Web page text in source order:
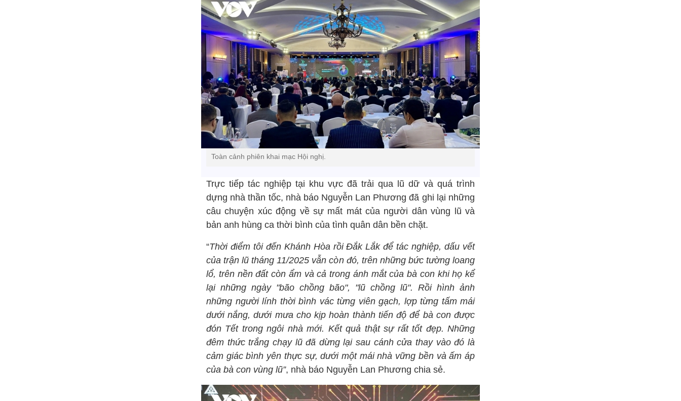
Toàn cảnh phiên khai mạc Hội nghị.
Trực tiếp tác nghiệp tại khu vực đã trải qua lũ dữ và quá trình
dựng nhà thần tốc, nhà báo Nguyễn Lan Phương đã ghi lại những
câu chuyện xúc động về sự mất mát của người dân vùng lũ và
bản anh hùng ca thời bình của tình quân dân bền chặt.
“Thời điểm tôi đến Khánh Hòa rồi Đắk Lắk để tác nghiệp, dấu vết
của trận lũ tháng 11/2025 vẫn còn đó, trên những bức tường loang
lổ, trên nền đất còn ẩm và cả trong ánh mắt của bà con khi họ kể
lại những ngày "bão chồng bão", "lũ chồng lũ". Rồi hình ảnh
những người lính thời bình vác từng viên gạch, lợp từng tấm mái
dưới nắng, dưới mưa cho kịp hoàn thành tiến độ để bà con được
đón Tết trong ngôi nhà mới. Kết quả thật sự rất tốt đẹp. Những
đêm thức trắng chạy lũ đã dừng lại sau cánh cửa thay vào đó là
cảm giác bình yên thực sự, dưới một mái nhà vững bền và ấm áp
của bà con vùng lũ”, nhà báo Nguyễn Lan Phương chia sẻ.